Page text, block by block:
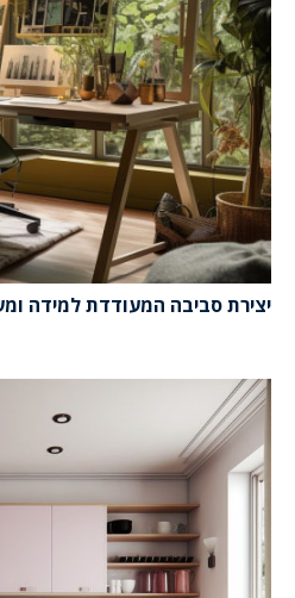
יצירת סביבה המעודדת למידה